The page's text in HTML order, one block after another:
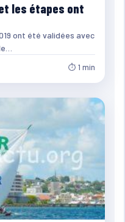
les étapes ont
ont été validées avec
⏱ 1 min